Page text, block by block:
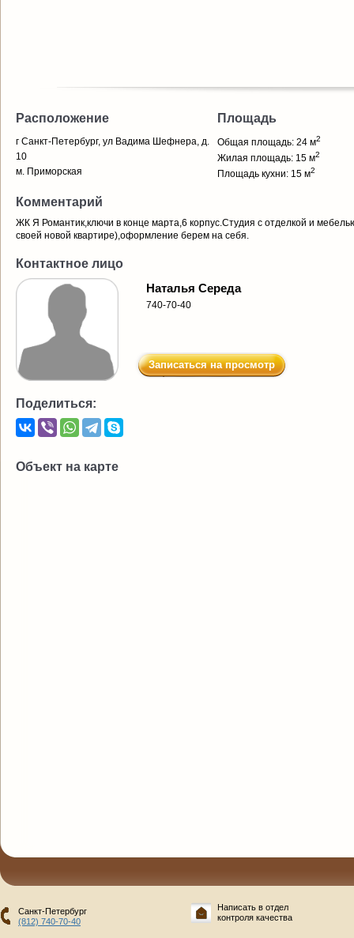
Расположение
г Санкт-Петербург, ул Вадима Шефнера, д.
10
м. Приморская
Площадь
Общая площадь: 24 м2
Жилая площадь: 15 м2
Площадь кухни: 15 м2
Комментарий
ЖК Я Романтик,ключи в конце марта,6 корпус.Студия с отделкой и
своей новой квартире),оформление берем на себя.
Контактное лицо
Наталья Середа
740-70-40
Записаться на просмотр
Поделиться:
Объект на карте
Санкт-Петербург
(812) 740-70-40
Написать в отдел
контроля качества